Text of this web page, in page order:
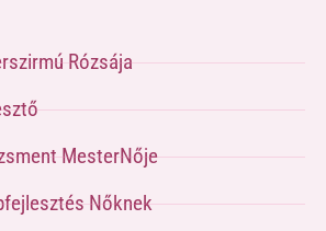
Rózsája
MesterNője
Nőknek